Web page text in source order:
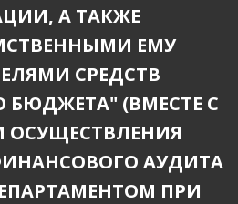
А ТАКЖЕ
ЕМУ
СРЕДСТВ
БЮДЖЕТА" (ВМЕСТЕ С
ОСУЩЕСТВЛЕНИЯ
АУДИТА
ПРИ